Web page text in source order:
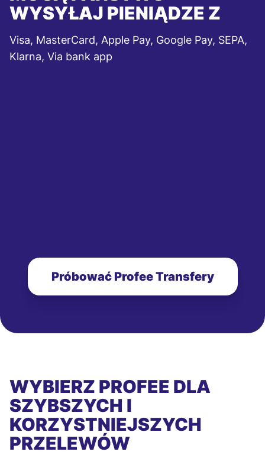
WYSYŁAJ PIENIĄDZE Z
Visa, MasterCard, Apple Pay, Google Pay, SEPA,
Klarna, Via bank app
Próbować Profee Transfery
WYBIERZ PROFEE DLA
SZYBSZYCH I
KORZYSTNIEJSZYCH
PRZELEWÓW